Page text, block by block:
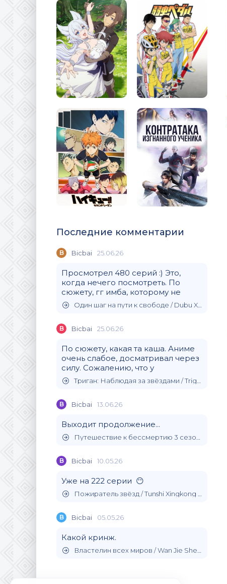
Последние комментарии
B Bicbai 25.06.26
Просмотрел 480 серий :) Это,
когда нечего посмотреть. По
сюжету, гг имба, которому не
Один шаг на пути к свободе / Dubu Xiaoyao (2020)
B Bicbai 25.06.26
По сюжету, какая та каша. Аниме
очень слабое, досматривал через
силу. Сожалению, что у
Триган: Наблюдая за звёздами / Trigun Stargaze (2026)
B Bicbai 13.06.26
Выходит продолжение...
Путешествие к бессмертию 3 сезон / (2024)
B Bicbai 10.05.26
Уже на 222 серии 😶
Пожиратель звёзд / Tunshi Xingkong (2020)
B Bicbai 05.05.26
Какой кринж.
Властелин всех миров / Wan Jie Shen Zhu (2019)